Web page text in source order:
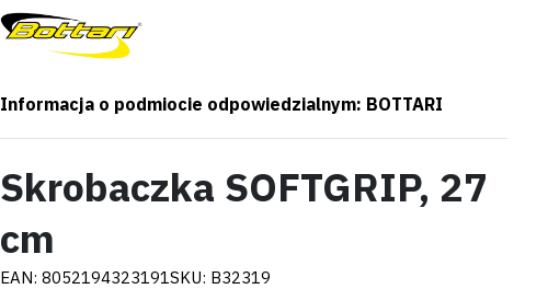
Informacja o podmiocie odpowiedzialnym: BOTTARI
Skrobaczka SOFTGRIP, 27
cm
EAN: 8052194323191SKU: B32319